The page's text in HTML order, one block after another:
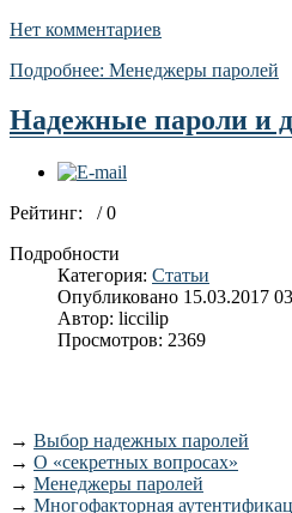
Нет комментариев
Подробнее: Менеджеры паролей
Надежные пароли и
Рейтинг:
/ 0
Подробности
Категория: Статьи
Опубликовано 15.03.2017
Автор: liccilip
Просмотров: 2369
→ Выбор надежных паролей
→ О «секретных вопросах»
→ Менеджеры паролей
→ Многофакторная